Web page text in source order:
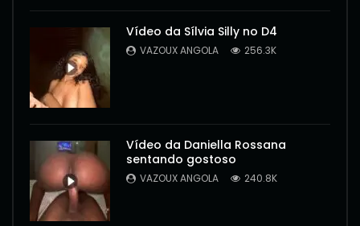
Vídeo da Sílvia Silly no D4
VAZOUX ANGOLA 256.3K
Vídeo da Daniella Rossana
sentando gostoso
VAZOUX ANGOLA 240.8K